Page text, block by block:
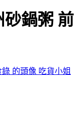
鍋粥 前
吃貨小姐